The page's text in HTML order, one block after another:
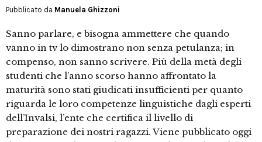
Pubblicato da Manuela Ghizzoni
Sanno parlare, e bisogna ammettere che quando
vanno in tv lo dimostrano non senza petulanza; in
compenso, non sanno scrivere. Più della metà degli
studenti che l’anno scorso hanno affrontato la
maturità sono stati giudicati insufficienti per quanto
riguarda le loro competenze linguistiche dagli esperti
dell’Invalsi, l’ente che certifica il livello di
preparazione dei nostri ragazzi. Viene pubblicato oggi